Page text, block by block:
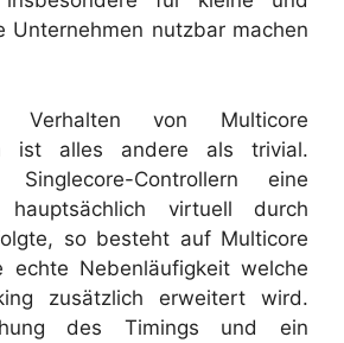
Unternehmen nutzbar machen
Verhalten von Multicore
ist alles andere als trivial.
Controllern eine
hauptsächlich virtuell durch
so besteht auf Multicore
echte Nebenläufigkeit welche
zusätzlich erweitert wird.
des Timings und ein